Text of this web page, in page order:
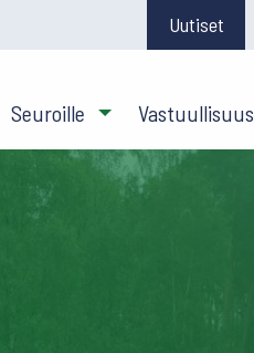
Uutiset
Seuroille Vastuullisuus